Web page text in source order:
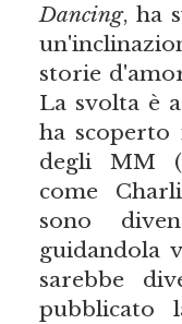
Dancing, ha
storie
La svolta è
ha scoperto
degli MM
come
sono
guidandola
sarebbe